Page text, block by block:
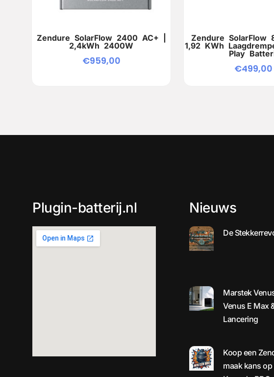
Zendure SolarFlow 2400 AC+ |
2,4kWh 2400W
€959,00
Zendure SolarFlow
1,92 KWh
Play
€499,00
Plugin-batterij.nl Nieuws
De
Marstek
Venus E Max
Lancering
Koop een
maak kans op